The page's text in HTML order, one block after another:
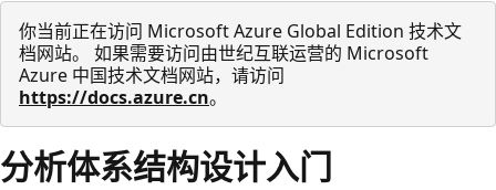
你当前正在访问 Microsoft Azure Global Edition 技术文
档网站。 如果需要访问由世纪互联运营的 Microsoft
Azure 中国技术文档网站，请访问
https://docs.azure.cn。
分析体系结构设计入门